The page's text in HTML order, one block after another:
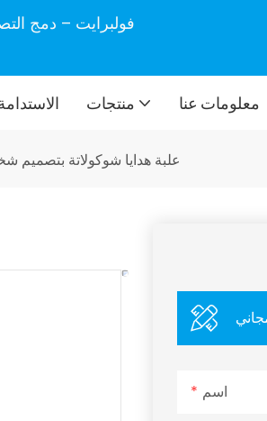
فولبرايت – دمج
منتجات معلومات عنا
علبة هدايا شوكولاتة
اسم